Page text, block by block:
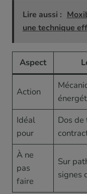
Lire aussi :
une technique
Aspect
Action
Idéal
pour
Dos de
À ne
pas
faire
Sur
signes